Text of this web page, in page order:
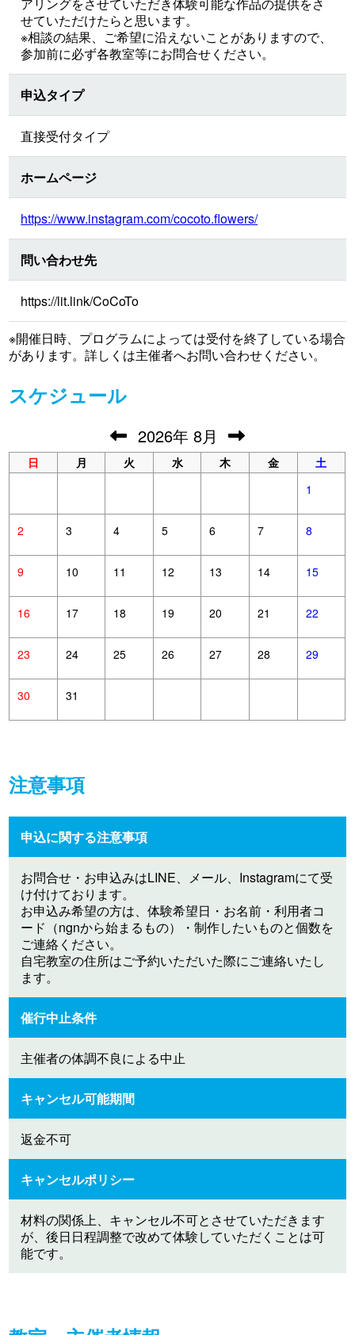
アリングをさせていただき体験可能な作品の提供をさ
せていただけたらと思います。
※相談の結果、ご希望に沿えないことがありますので、
参加前に必ず各教室等にお問合せください。
申込タイプ
直接受付タイプ
ホームページ
https://www.instagram.com/cocoto.flowers/
問い合わせ先
https://lit.link/CoCoTo
※開催日時、プログラムによっては受付を終了している場合
があります。詳しくは主催者へお問い合わせください。
スケジュール
2026年 8月
日 月 火 水 木 金
土
1
2 3 4 5 6 7 8
9 10 11 12 13 14 15
16 17 18 19 20 21 22
23 24 25 26 27 28 29
30 31
注意事項
申込に関する注意事項
お問合せ・お申込みはLINE、メール、Instagramにて受
け付けております。
お申込み希望の方は、体験希望日・お名前・利用者コ
ード（ngnから始まるもの）・制作したいものと個数を
ご連絡ください。
自宅教室の住所はご予約いただいた際にご連絡いたし
ます。
催行中止条件
主催者の体調不良による中止
キャンセル可能期間
返金不可
キャンセルポリシー
材料の関係上、キャンセル不可とさせていただきます
が、後日日程調整で改めて体験していただくことは可
能です。